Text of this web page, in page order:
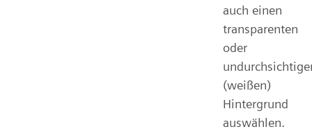
auch einen
transparenten
oder
(weißen)
Hintergrund
auswählen.